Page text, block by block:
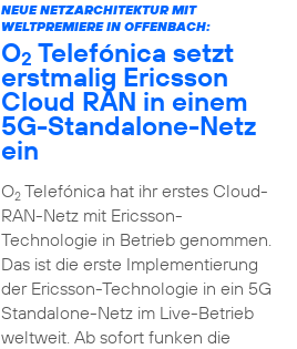
NEUE NETZARCHITEKTUR MIT
WELTPREMIERE IN OFFENBACH:
O2 Telefónica setzt
erstmalig Ericsson
Cloud RAN in einem
5G-Standalone-Netz
ein
O2Telefónica hat ihr erstes Cloud-
RAN-Netz mit Ericsson-
Technologie in Betrieb genommen.
Das ist die erste Implementierung
der Ericsson-Technologie in ein 5G
Standalone-Netz im Live-Betrieb
weltweit. Ab sofort funken die